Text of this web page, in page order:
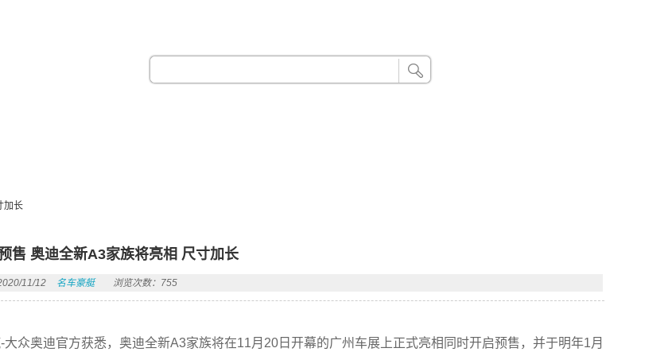
加长
售 奥迪全新A3家族将亮相 尺寸加长
11/12 名车豪艇 浏览次数：755
大众奥迪官方获悉，奥迪全新A3家族将在11月20日开幕的广州车展上正式亮相同时开启预售，并于明年1月